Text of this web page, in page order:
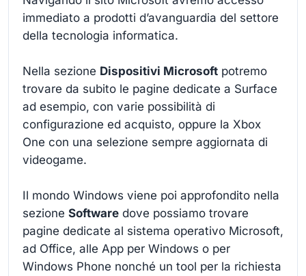
immediato a prodotti d’avanguardia del settore
della tecnologia informatica.
Nella sezione Dispositivi Microsoft potremo
trovare da subito le pagine dedicate a Surface
ad esempio, con varie possibilità di
configurazione ed acquisto, oppure la Xbox
One con una selezione sempre aggiornata di
videogame.
Il mondo Windows viene poi approfondito nella
sezione Software dove possiamo trovare
pagine dedicate al sistema operativo Microsoft,
ad Office, alle App per Windows o per
Windows Phone nonché un tool per la richiesta